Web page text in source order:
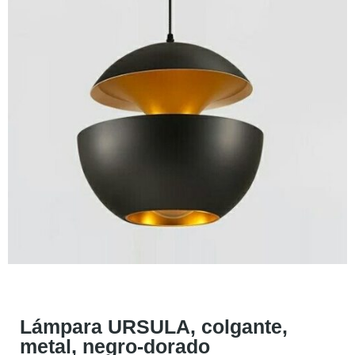
Lámpara URSULA, colgante,
metal, negro-dorado